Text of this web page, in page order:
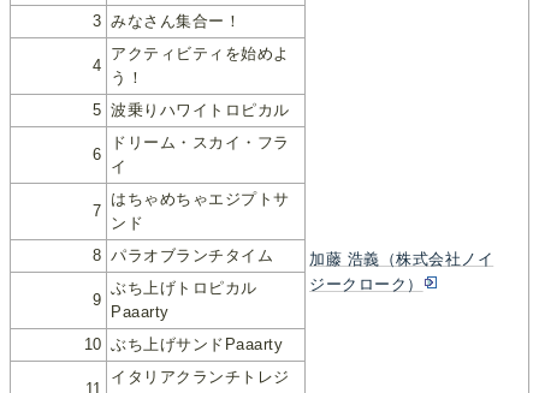
加藤 浩義（株式会社ノイ
ジークローク）
3 みなさん集合ー！
4
アクティビティを始めよ
う！
5 波乗りハワイトロピカル
6
ドリーム・スカイ・フラ
イ
7
はちゃめちゃエジプトサ
ンド
8 パラオブランチタイム
9
ぶち上げトロピカル
Paaarty
10 ぶち上げサンドPaaarty
11
イタリアクランチトレジ